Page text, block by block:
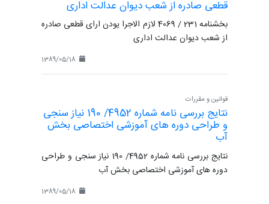
قطعی صادره از شعب دیوان عدالت اداری
بخشنامه 231 / 4069 لازم الاجرا یودن ارای قطعی صادره
از شعب دیوان عدالت اداری
قوانین و مقررات
نتایج بررسی نامه شماره 4952/ 190 نیاز سنجی
و طراحی دوره های آموزشی اختصاصی بخش
آب
نتایج بررسی نامه شماره 4952/ 190 نیاز سنجی و طراحی
دوره های آموزشی اختصاصی بخش آب